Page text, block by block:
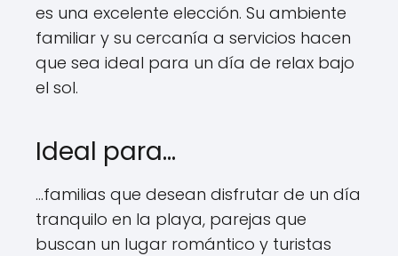
es una excelente elección. Su ambiente
familiar y su cercanía a servicios hacen
que sea ideal para un día de relax bajo
el sol.
Ideal para...
...familias que desean disfrutar de un día
tranquilo en la playa, parejas que
buscan un lugar romántico y turistas